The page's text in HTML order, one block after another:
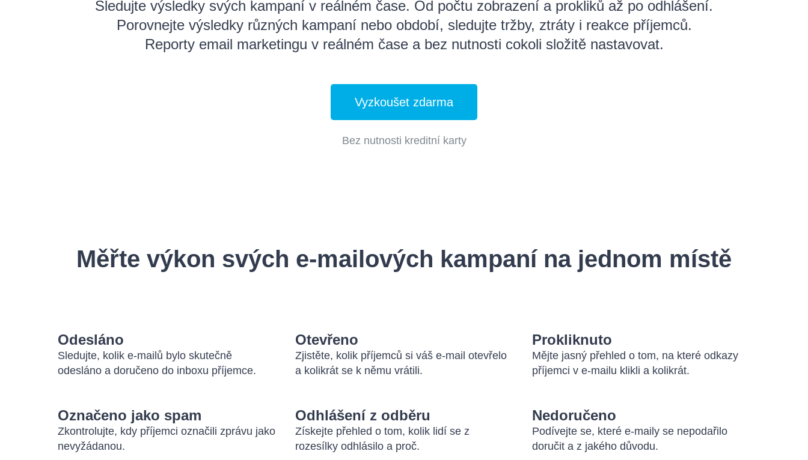
Sledujte výsledky svých kampaní v reálném čase. Od počtu zobrazení a prokliků až po odhlášení.
Porovnejte výsledky různých kampaní nebo období, sledujte tržby, ztráty i reakce příjemců.
Reporty email marketingu v reálném čase a bez nutnosti cokoli složitě nastavovat.
Vyzkoušet zdarma
Bez nutnosti kreditní karty
Měřte výkon svých e-mailových kampaní na jednom místě
Odesláno
Sledujte, kolik e-mailů bylo skutečně
odesláno a doručeno do inboxu příjemce.
Otevřeno
Zjistěte, kolik příjemců si váš e-mail otevřelo
a kolikrát se k němu vrátili.
Prokliknuto
Mějte jasný přehled o tom, na které odkazy
příjemci v e-mailu klikli a kolikrát.
Označeno jako spam
Zkontrolujte, kdy příjemci označili zprávu jako
nevyžádanou.
Odhlášení z odběru
Získejte přehled o tom, kolik lidí se z
rozesílky odhlásilo a proč.
Nedoručeno
Podívejte se, které e-maily se nepodařilo
doručit a z jakého důvodu.